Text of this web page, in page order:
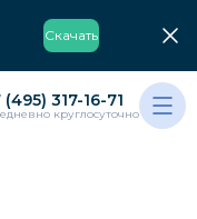
Скачать
(495) 317-16-71
круглосуточно